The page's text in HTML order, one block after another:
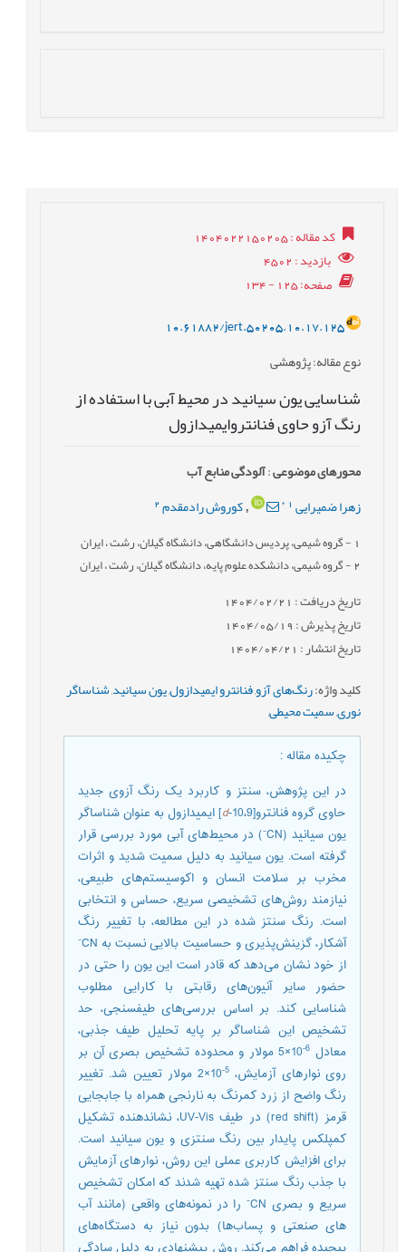
کد مقاله: 1404022150205
بازدید: 4502
صفحه: 125 - 134
10.61882/jert.50205.10.17.125
نوع مقاله: پژوهشی
شناسایی یون سیانید در محیط آبی با استفاده از
رنگ آزو حاوی فنانتروایمیدازول
محورهای موضوعی:آلودگی منابع آب
زهرا ضمیرایی *
,کوروش رادمقدم2
- گروه شیمی، پردیس دانشگاهی، دانشگاه گیلان، رشت ، ایران
2- گروه شیمی، دانشکده علوم پایه، دانشگاه گیلان، رشت ، ایران
تاریخ دریافت : 1404/02/21
تاریخ پذیرش : 1404/05/19
تاریخ انتشار : 1404/04/21
کلید واژه:رنگ‌های آزو,فنانترو ایمیدازول,یون سیانید,شناساگر
نوری,سمیت محیطی,
چکیده مقاله:
در این پژوهش، سنتز و کاربرد یک رنگ آزوی جدید
حاوی گروه فنانترو[10،9-
d] ایمیدازول به عنوان شناساگر
یون سیانید (CN⁻) در محیط­‌های آبی مورد بررسی قرار
گرفته است. یون سیانید به دلیل سمیت شدید و اثرات
مخرب بر سلامت انسان و اکوسیستم‌­های طبیعی،
نیازمند روش­‌های تشخیصی سریع، حساس و انتخابی
است. رنگ سنتز شده در این مطالعه، با تغییر رنگ
آشکار، گزینش‌­پذیری و حساسیت بالایی نسبت به CN⁻
از خود نشان می­‌دهد که قادر است این یون را حتی در
حضور سایر آنیون­‌های رقابتی با کارایی مطلوب
شناسایی کند. بر اساس بررسی‌­های طیف­سنجی، حد
تشخیص این شناساگر بر پایه تحلیل طیف جذبی،
معادل
10×5 مولار و محدوده تشخیص بصری آن بر
روی نوارهای آزمایش،
10×2 مولار تعیین شد. تغییر
رنگ واضح از زرد کمرنگ به نارنجی همراه با جابجایی
قرمز (red shift) در طیف UV-Vis، نشان­دهنده تشکیل
کمپلکس پایدار بین رنگ سنتزی و یون سیانید است.
برای افزایش کاربری عملی این روش، نوارهای آزمایش
با جذب رنگ سنتز شده تهیه شدند که امکان تشخیص
سریع و بصری CN⁻ را در نمونه‌های واقعی (مانند آب­‌
های صنعتی و پساب‌­ها) بدون نیاز به دستگاه­‌های